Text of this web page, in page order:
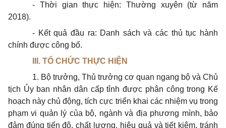
- Thời gian thực hiện: Thường xuyên (từ năm
2018).
- Kết quả đầu ra: Danh sách và các thủ tục hành
chính được công bố.
III. TỔ CHỨC THỰC HIỆN
1. Bộ trưởng, Thủ trưởng cơ quan ngang bộ và Chủ
tịch Ủy ban nhân dân cấp tỉnh được phân công trong Kế
hoạch này chủ động, tích cực triển khai các nhiệm vụ trong
phạm vi quản lý của bộ, ngành và địa phương mình, bảo
đảm đúng tiến độ, chất lượng, hiệu quả và tiết kiệm, tránh